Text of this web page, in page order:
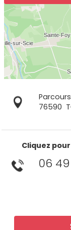
76590
Cliquez
06 49